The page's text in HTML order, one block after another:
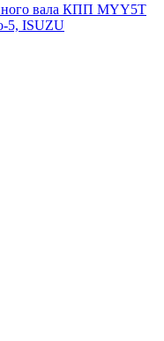
вала КПП MYY5T
5, ISUZU